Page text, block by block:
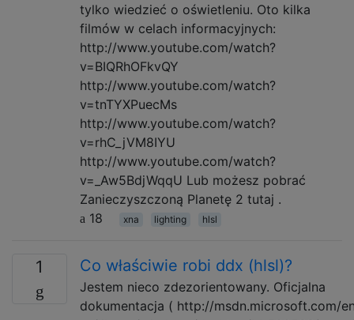
tylko wiedzieć o oświetleniu. Oto kilka
filmów w celach informacyjnych:
http://www.youtube.com/watch?
v=BIQRhOFkvQY
http://www.youtube.com/watch?
v=tnTYXPuecMs
http://www.youtube.com/watch?
v=rhC_jVM8IYU
http://www.youtube.com/watch?
v=_Aw5BdjWqqU Lub możesz pobrać
Zanieczyszczoną Planetę 2 tutaj .
18
xna lighting hlsl
1 Co właściwie robi ddx (hlsl)?
Jestem nieco zdezorientowany. Oficjalna
dokumentacja ( http://msdn.microsoft.com/